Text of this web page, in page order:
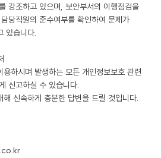
강조하고 있으며, 보안부서의 이행점검을
당직원의 준수여부를 확인하여 문제가
있습니다.
하시며 발생하는 모든 개인정보보호 관련
신고하실 수 있습니다.
신속하게 충분한 답변을 드릴 것입니다.